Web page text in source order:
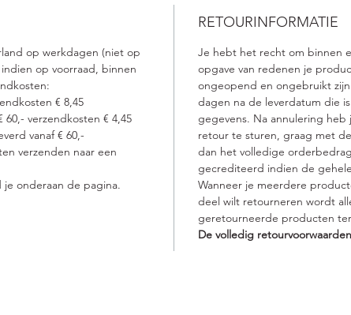
Four
op werkdagen (niet op
op voorraad, binnen
€ 8,45
verzendkosten € 4,45
vanaf € 60,-
verzenden naar een
je onderaan de pagina.
RETOURINFORMATIE
Je hebt het recht om binnen
opgave van redenen je
ongeopend en ongebruikt
dagen na de leverdatum die
gegevens. Na annulering
retour te sturen, graag met
dan het volledige
gecrediteerd indien de
Wanneer je meerdere
deel wilt retourneren wordt
geretourneerde producten
De volledig